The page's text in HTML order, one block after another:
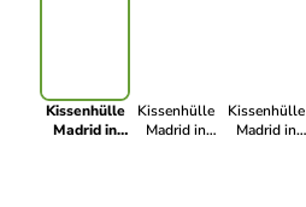
Kissenhülle
Madrid in
Kissenhülle
Madrid in
Kissenhülle
Madrid in